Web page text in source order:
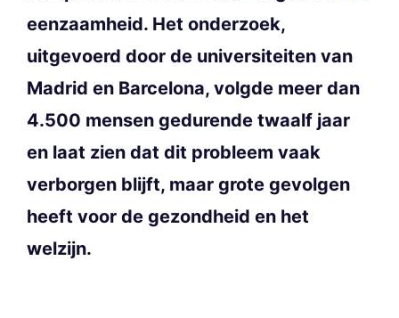
eenzaamheid. Het onderzoek,
uitgevoerd door de universiteiten van
Madrid en Barcelona, volgde meer dan
4.500 mensen gedurende twaalf jaar
en laat zien dat dit probleem vaak
verborgen blijft, maar grote gevolgen
heeft voor de gezondheid en het
welzijn.